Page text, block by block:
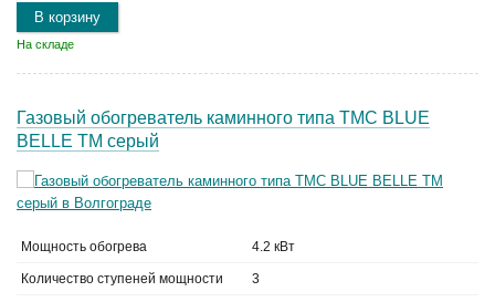
В корзину
На складе
Газовый обогреватель каминного типа TMC BLUE
BELLE ТМ серый
Мощность обогрева 4.2 кВт
Количество ступеней мощности 3